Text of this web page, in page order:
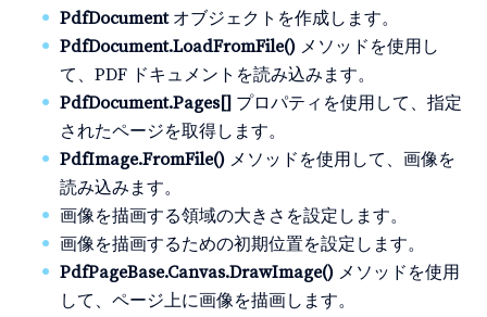
PdfDocumentオブジェクトを作成します。
PdfDocument.LoadFromFile() メソッドを使用し
て、PDF ドキュメントを読み込みます。
PdfDocument.Pages[] プロパティを使用して、指定
されたページを取得します。
PdfImage.FromFile() メソッドを使用して、画像を
読み込みます。
画像を描画する領域の大きさを設定します。
画像を描画するための初期位置を設定します。
PdfPageBase.Canvas.DrawImage() メソッドを使用
して、ページ上に画像を描画します。